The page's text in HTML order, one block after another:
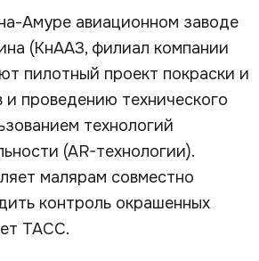
Амуре авиационном заводе
(КнААЗ, филиал компании
пилотный проект покраски и
и проведению технического
технологий
(AR-технологии).
малярам совместно
контроль окрашенных
ТАСС.